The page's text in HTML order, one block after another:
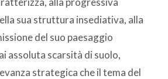
sua struttura insediativa, alla
del suo paesaggio
assoluta scarsità di suolo,
strategica che il tema del